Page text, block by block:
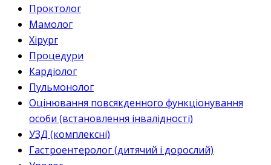
Проктолог
Мамолог
Хірург
Процедури
Кардіолог
Пульмонолог
Оцінювання повсякденного функціонування
особи (встановлення інвалідності)
УЗД (комплексні)
Гастроентеролог (дитячий і дорослий)